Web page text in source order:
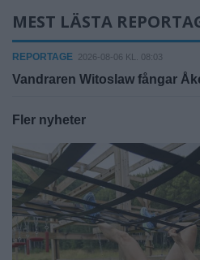
MEST LÄSTA
REPORTAGE 2026-08-06 KL. 08:03
Vandraren Witoslaw fångar
Fler nyheter